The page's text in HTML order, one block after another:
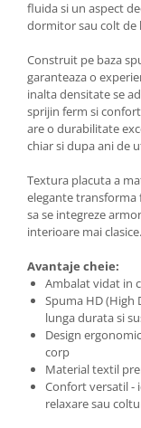
fluida si un aspect
dormitor sau colt de
Construit pe baza
garanteaza o
inalta densitate se
sprijin ferm si
are o durabilitate
chiar si dupa ani de
Textura placuta a
elegante transforma
sa se integreze
interioare mai clasice.
Avantaje cheie:
Ambalat vidat in
Spuma HD (High
lunga durata si
Design
corp
Material textil
Confort versatil -
relaxare sau